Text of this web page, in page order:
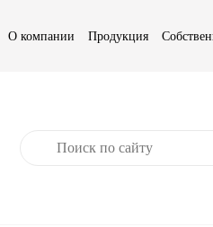
О компании Продукция